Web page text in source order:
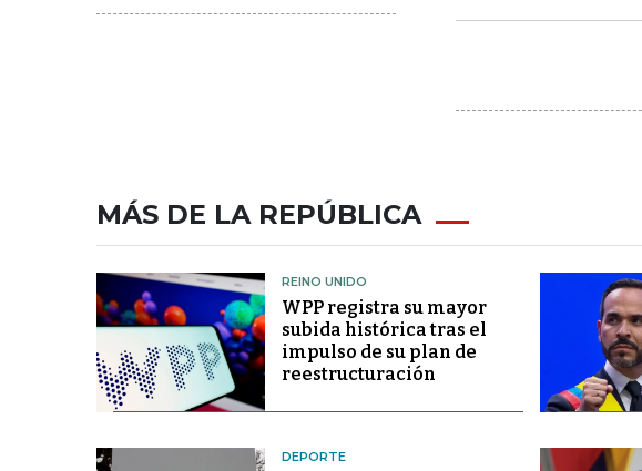
MÁS DE LA REPÚBLICA
REINO UNIDO
WPP registra su mayor
subida histórica tras el
impulso de su plan de
reestructuración
DEPORTE